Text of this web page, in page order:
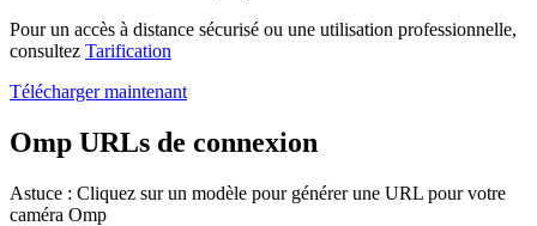
Pour un accès à distance sécurisé ou une utilisation professionnelle,
consultez Tarification
Télécharger maintenant
Omp URLs de connexion
Astuce : Cliquez sur un modèle pour générer une URL pour votre
caméra Omp